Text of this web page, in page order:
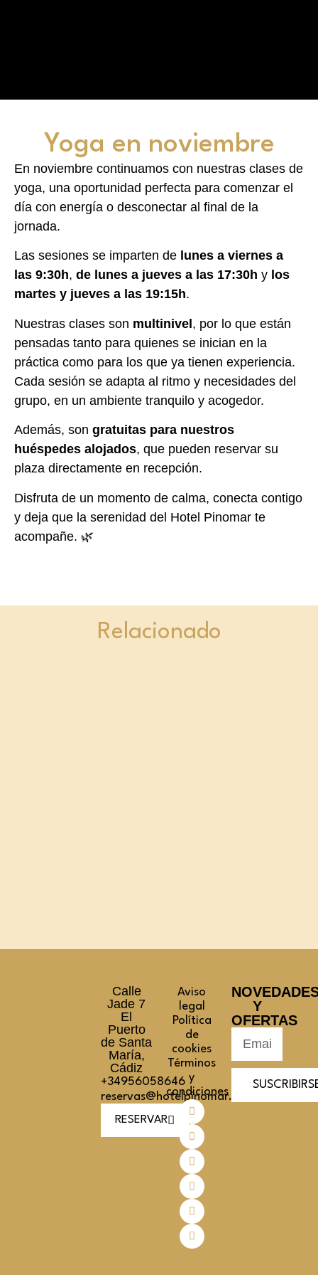
Yoga en noviembre
En noviembre continuamos con nuestras clases de
yoga, una oportunidad perfecta para comenzar el
día con energía o desconectar al final de la
jornada.
Las sesiones se imparten de lunes a viernes a
las 9:30h, de lunes a jueves a las 17:30h y los
martes y jueves a las 19:15h.
Nuestras clases son multinivel, por lo que están
pensadas tanto para quienes se inician en la
práctica como para los que ya tienen experiencia.
Cada sesión se adapta al ritmo y necesidades del
grupo, en un ambiente tranquilo y acogedor.
Además, son gratuitas para nuestros
huéspedes alojados, que pueden reservar su
plaza directamente en recepción.
Disfruta de un momento de calma, conecta contigo
y deja que la serenidad del Hotel Pinomar te
acompañe. 🌿
Relacionado
Calle
Jade 7
El
Puerto
de Santa
María,
Cádiz
+34956058646
reservas@hotelpinomar.com
RESERVAR
Aviso
legal
Política
de
cookies
Términos
y
condiciones
Y
OFERTAS